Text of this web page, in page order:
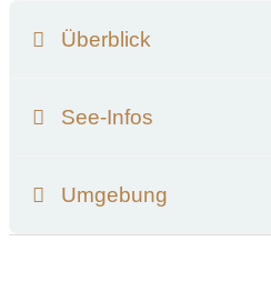
Überblick
See-Infos
Umgebung